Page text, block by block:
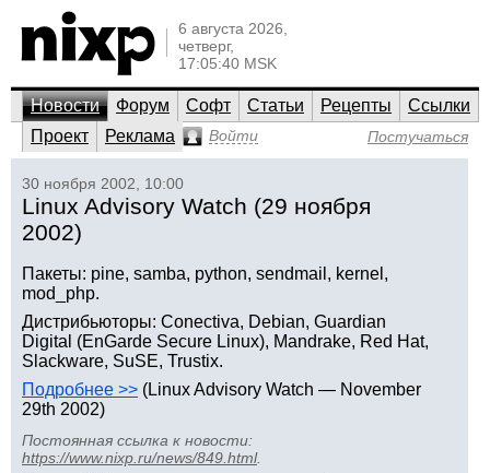
6 августа 2026,
четверг,
17:05:40 MSK
Новости Форум Софт Статьи Рецепты
Ссылки
Проект
Реклама Войти Постучаться
30 ноября 2002, 10:00
Linux Advisory Watch (29 ноября
2002)
Пакеты: pine, samba, python, sendmail, kernel,
mod_php.
Дистрибьюторы: Conectiva, Debian, Guardian
Digital (EnGarde Secure Linux), Mandrake, Red Hat,
Slackware, SuSE, Trustix.
Подробнее >> (Linux Advisory Watch — November
29th 2002)
Постоянная ссылка к новости:
https://www.nixp.ru/news/849.html.